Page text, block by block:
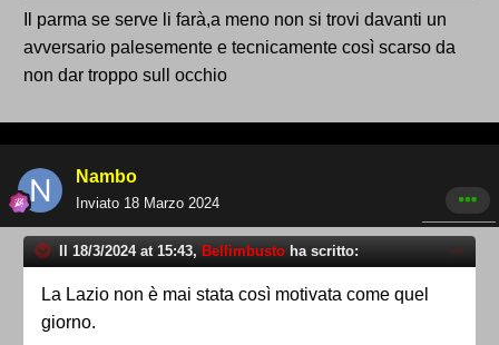
Il parma se serve li farà,a meno non si trovi davanti un
avversario palesemente e tecnicamente così scarso da
non dar troppo sull occhio
Nambo
Inviato 18 Marzo 2024
Il 18/3/2024 at 15:43, Bellimbusto ha scritto:
La Lazio non è mai stata così motivata come quel
giorno.